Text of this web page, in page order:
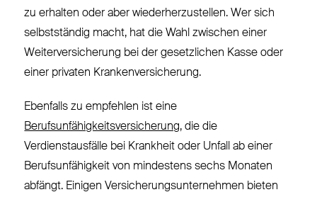
zu erhalten oder aber wiederherzustellen. Wer sich
selbstständig macht, hat die Wahl zwischen einer
Weiterversicherung bei der gesetzlichen Kasse oder
einer privaten Krankenversicherung.
Ebenfalls zu empfehlen ist eine
Berufsunfähigkeitsversicherung, die die
Verdienstausfälle bei Krankheit oder Unfall ab einer
Berufsunfähigkeit von mindestens sechs Monaten
abfängt. Einigen Versicherungsunternehmen bieten